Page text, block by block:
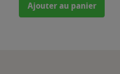
Ajouter au panier